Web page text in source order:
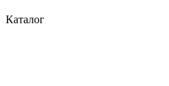
Каталог